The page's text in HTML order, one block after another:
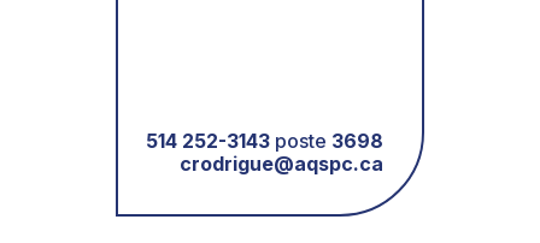
514 252-3143 poste 3698
crodrigue@aqspc.ca